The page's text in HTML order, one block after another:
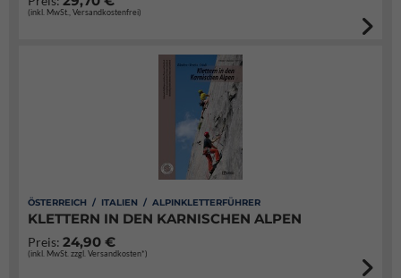
(inkl. MwSt., Versandkostenfrei)
ÖSTERREICH / ITALIEN / ALPINKLETTERFÜHRER
KLETTERN IN DEN KARNISCHEN ALPEN
Preis: 24,90 €
(inkl. MwSt. zzgl. Versandkosten*)